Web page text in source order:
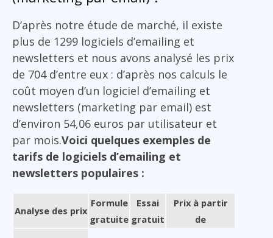
D’après notre étude de marché, il existe
plus de 1299 logiciels d’emailing et
newsletters et nous avons analysé les prix
de 704 d’entre eux : d’après nos calculs le
coût moyen d’un logiciel d’emailing et
newsletters (marketing par email) est
d’environ 54,06 euros par utilisateur et
par mois.Voici quelques exemples de
tarifs de logiciels d’emailing et
newsletters populaires :
Analyse des prix
Formule
gratuite
Essai
gratuit
Prix à partir
de